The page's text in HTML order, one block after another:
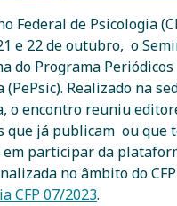
Federal de Psicologia
e 22 de outubro, o
do Programa
(PePsic). Realizado na
o encontro reuniu
que já publicam ou que
participar da
no âmbito do
CFP 07/2023.